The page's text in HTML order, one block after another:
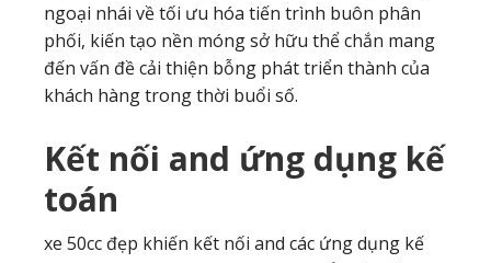
ngoại nhái về tối ưu hóa tiến trình buôn phân
phối, kiến tạo nền móng sở hữu thể chắn mang
đến vấn đề cải thiện bỗng phát triển thành của
khách hàng trong thời buổi số.
Kết nối and ứng dụng kế
toán
xe 50cc đẹp khiến kết nối and các ứng dụng kế